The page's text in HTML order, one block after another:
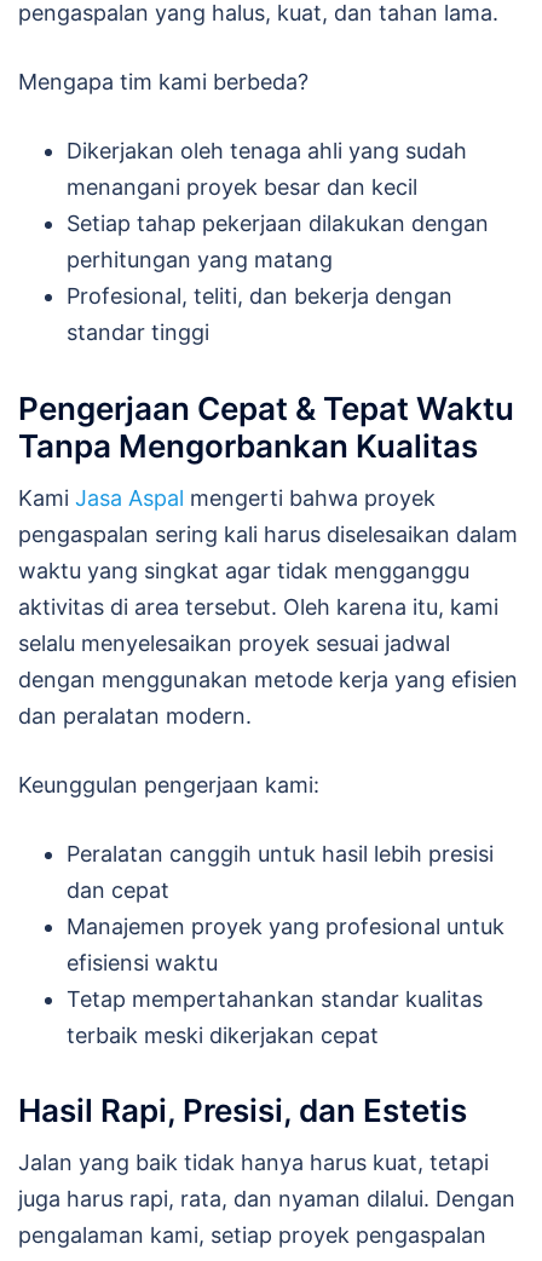
pengaspalan yang halus, kuat, dan tahan lama.
Mengapa tim kami berbeda?
Dikerjakan oleh tenaga ahli yang sudah
menangani proyek besar dan kecil
Setiap tahap pekerjaan dilakukan dengan
perhitungan yang matang
Profesional, teliti, dan bekerja dengan
standar tinggi
Pengerjaan Cepat & Tepat Waktu
Tanpa Mengorbankan Kualitas
Kami Jasa Aspal mengerti bahwa proyek
pengaspalan sering kali harus diselesaikan dalam
waktu yang singkat agar tidak mengganggu
aktivitas di area tersebut. Oleh karena itu, kami
selalu menyelesaikan proyek sesuai jadwal
dengan menggunakan metode kerja yang efisien
dan peralatan modern.
Keunggulan pengerjaan kami:
Peralatan canggih untuk hasil lebih presisi
dan cepat
Manajemen proyek yang profesional untuk
efisiensi waktu
Tetap mempertahankan standar kualitas
terbaik meski dikerjakan cepat
Hasil Rapi, Presisi, dan Estetis
Jalan yang baik tidak hanya harus kuat, tetapi
juga harus rapi, rata, dan nyaman dilalui. Dengan
pengalaman kami, setiap proyek pengaspalan